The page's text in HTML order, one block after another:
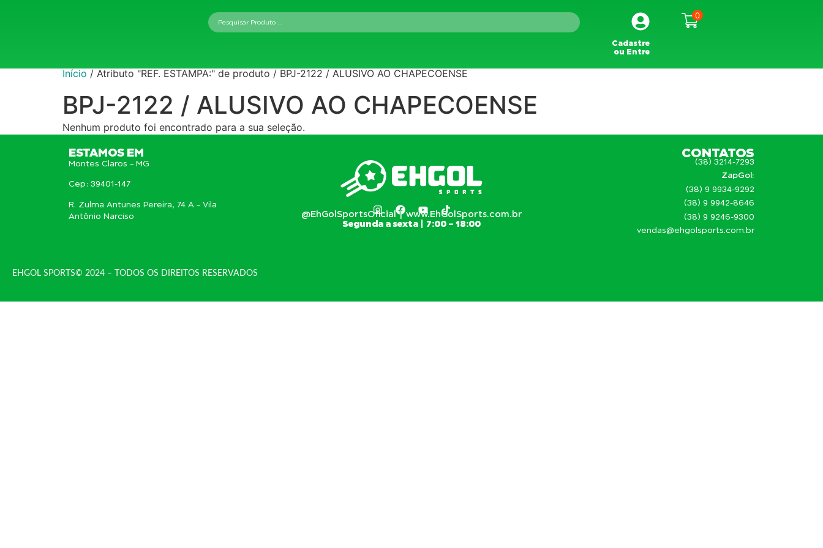
Cadastre
ou Entre
0
Blog
Início / Atributo "REF. ESTAMPA:" de produto / BPJ-2122 / ALUSIVO AO CHAPECOENSE
BPJ-2122 / ALUSIVO AO CHAPECOENSE
Nenhum produto foi encontrado para a sua seleção.
ESTAMOS EM
Montes Claros – MG
Cep: 39401-147
R. Zulma Antunes Pereira, 74 A – Vila
Antônio Narciso
@EhGolSportsOficial | www.EhGolSports.com.br
Segunda a sexta | 7:00 – 18:00
CONTATOS
(38) 3214-7293
ZapGol:
(38) 9 9934-9292
(38) 9 9942-8646
(38) 9 9246-9300
vendas@ehgolsports.com.br
EHGOL SPORTS© 2024 – TODOS OS DIREITOS RESERVADOS